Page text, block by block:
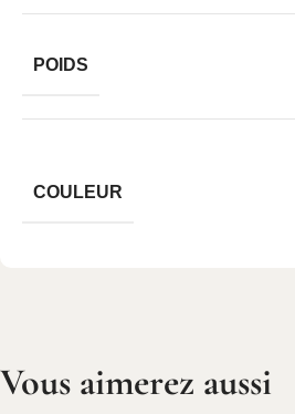
POIDS
COULEUR
Vous aimerez aussi